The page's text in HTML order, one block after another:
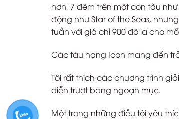
hơn, 7 đêm trên một con tàu
động như Star of the Seas,
tuần với giá chỉ 900 đô la cho
Các tàu hạng Icon mang đến
Tôi rất thích các chương trình
diễn trượt băng ngoạn mục.
Một trong những điều tôi yêu